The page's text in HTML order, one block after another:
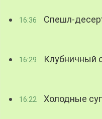
16:36 Спешл-
16:29 Клубничный
16:22 Холодные